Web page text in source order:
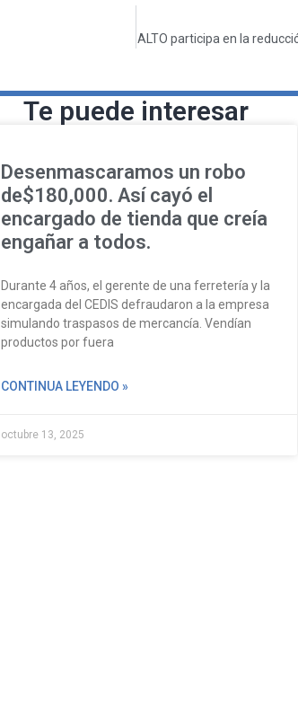
ALTO participa en la
Te puede interesar
Desenmascaramos un robo
de$180,000. Así cayó el
encargado de tienda que creía
engañar a todos.
Durante 4 años, el gerente de una ferretería y la
encargada del CEDIS defraudaron a la empresa
simulando traspasos de mercancía. Vendían
productos por fuera
CONTINUA LEYENDO »
octubre 13, 2025